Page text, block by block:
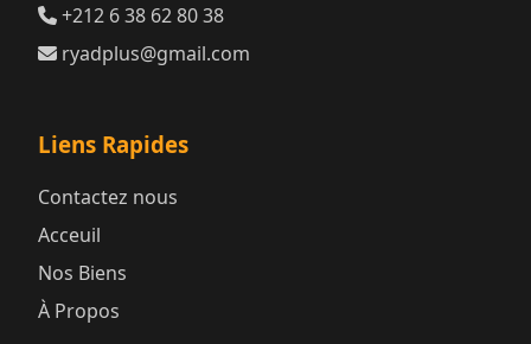
+212 6 38 62 80 38
ryadplus@gmail.com
Liens Rapides
Contactez nous
Acceuil
Nos Biens
À Propos